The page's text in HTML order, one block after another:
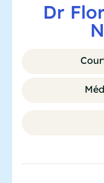
Dr